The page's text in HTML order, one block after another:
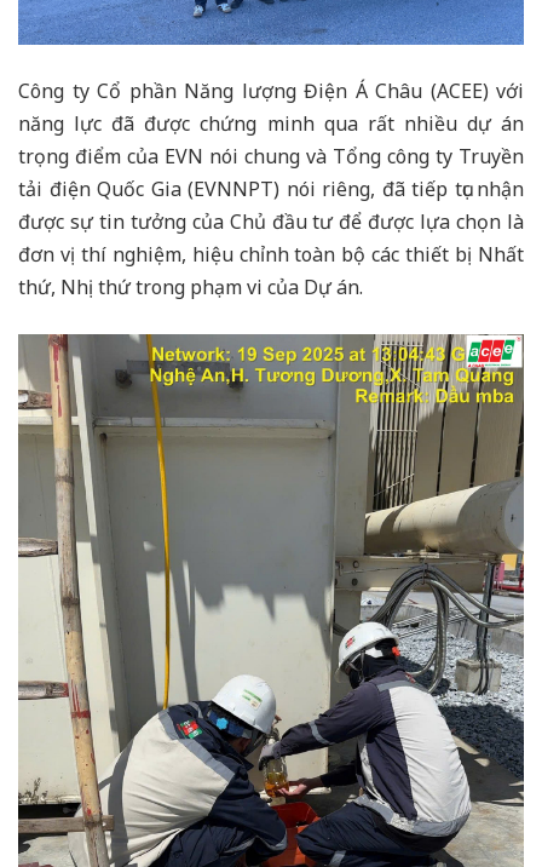
Công ty Cổ phần Năng lượng Điện Á Châu (ACEE) với
năng lực đã được chứng minh qua rất nhiều dự án
trọng điểm của EVN nói chung và Tổng công ty Truyền
tải điện Quốc Gia (EVNNPT) nói riêng, đã tiếp tục nhận
được sự tin tưởng của Chủ đầu tư để được lựa chọn là
đơn vị thí nghiệm, hiệu chỉnh toàn bộ các thiết bị Nhất
thứ, Nhị thứ trong phạm vi của Dự án.